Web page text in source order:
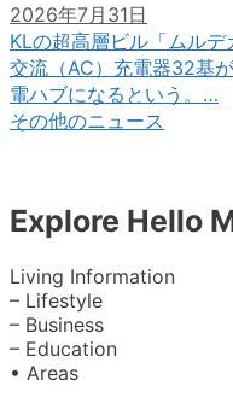
2026年7月31日
KLの超高層ビル「ムル
交流（AC）充電器32基
電ハブになるという。…
その他のニュース
Explore Hello
Living Information
– Lifestyle
– Business
– Education
• Areas